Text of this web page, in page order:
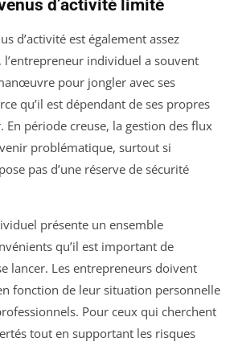
d’activité limité
d’activité est également assez
l’entrepreneur individuel a souvent
pour jongler avec ses
qu’il est dépendant de ses propres
période creuse, la gestion des flux
problématique, surtout si
pas d’une réserve de sécurité
présente un ensemble
qu’il est important de
lancer. Les entrepreneurs doivent
fonction de leur situation personnelle
Pour ceux qui cherchent
tout en supportant les risques